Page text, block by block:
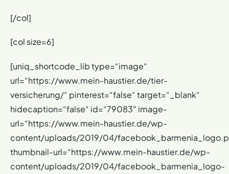
[/col]
[col size=6]
[uniq_shortcode_lib type=“image“
url=“https://www.mein-haustier.de/tier-
versicherung/“ pinterest=“false“ target=“_blank“
hidecaption=“false“ id=“79083″ image-
url=“https://www.mein-haustier.de/wp-
content/uploads/2019/04/
thumbnail-url=“https://www.mein-haustier.de/wp-
content/uploads/2019/04/facebook_barmenia_logo-